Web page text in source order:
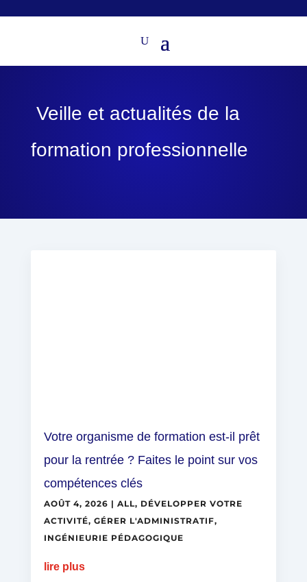
Veille et actualités de la
formation professionnelle
Votre organisme de formation est-il prêt
pour la rentrée ? Faites le point sur vos
compétences clés
AOÛT 4, 2026 | ALL, DÉVELOPPER VOTRE
ACTIVITÉ, GÉRER L'ADMINISTRATIF,
INGÉNIEURIE PÉDAGOGIQUE
lire plus